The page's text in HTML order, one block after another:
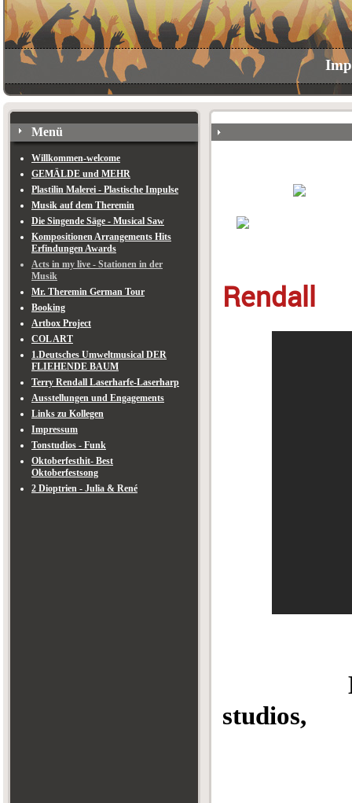
Menü
Willkommen-welcome
GEMÄLDE und MEHR
Plastilin Malerei - Plastische Impulse
Musik auf dem Theremin
Die Singende Säge - Musical Saw
Kompositionen Arrangements Hits
Erfindungen Awards
Acts in my live - Stationen in der
Musik
Mr. Theremin German Tour
Booking
Artbox Project
COL ART
1.Deutsches Umweltmusical DER
FLIEHENDE BAUM
Terry Rendall Laserharfe-Laserharp
Ausstellungen und Engagements
Links zu Kollegen
Impressum
Tonstudios - Funk
Oktoberfesthit- Best
Oktoberfestsong
2 Dioptrien - Julia & René
Rendall
My
studios,